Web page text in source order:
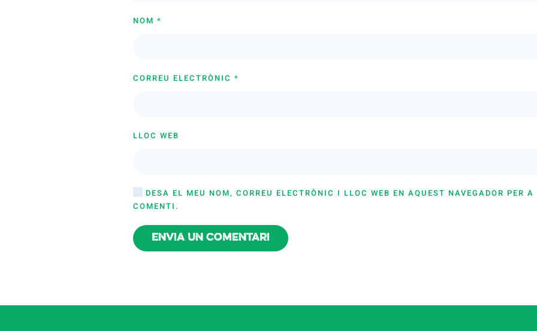
NOM *
CORREU ELECTRÒNIC *
LLOC WEB
DESA EL MEU NOM, CORREU ELECTRÒNIC I LLOC WEB EN AQUEST NAVEGADOR PER
COMENTI.
Envia un comentari